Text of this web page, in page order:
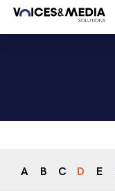
A B C D E